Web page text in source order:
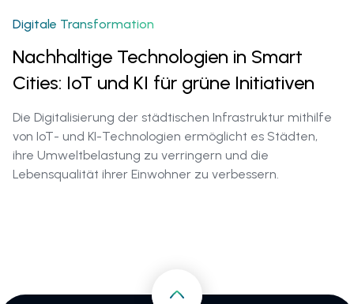
Digitale Transformation
Nachhaltige Technologien in Smart
Cities: IoT und KI für grüne Initiativen
Die Digitalisierung der städtischen Infrastruktur mithilfe
von IoT- und KI-Technologien ermöglicht es Städten,
ihre Umweltbelastung zu verringern und die
Lebensqualität ihrer Einwohner zu verbessern.